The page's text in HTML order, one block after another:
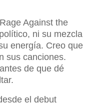
Against the
ni su mezcla
energía. Creo que
sus canciones.
de que dé
el debut